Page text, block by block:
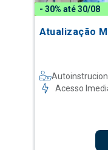
- 30% até 30/08
Atualização
Acesso